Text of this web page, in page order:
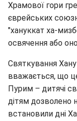
Храмової гори
єврейських
"хануккат ха-
освячення або
Святкування
вважається, що
Пурим – дитячі
дітям дозволено
встановили дні